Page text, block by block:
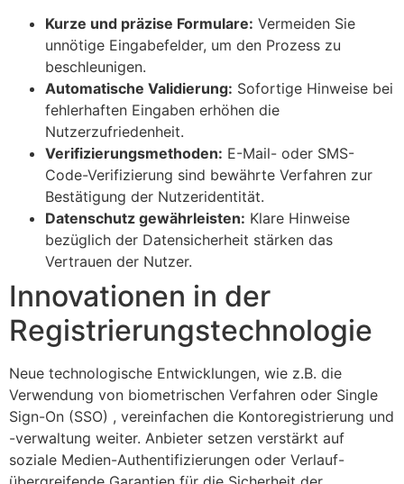
Kurze und präzise Formulare: Vermeiden Sie
unnötige Eingabefelder, um den Prozess zu
beschleunigen.
Automatische Validierung: Sofortige Hinweise bei
fehlerhaften Eingaben erhöhen die
Nutzerzufriedenheit.
Verifizierungsmethoden: E-Mail- oder SMS-
Code-Verifizierung sind bewährte Verfahren zur
Bestätigung der Nutzeridentität.
Datenschutz gewährleisten: Klare Hinweise
bezüglich der Datensicherheit stärken das
Vertrauen der Nutzer.
Innovationen in der
Registrierungstechnologie
Neue technologische Entwicklungen, wie z.B. die
Verwendung von biometrischen Verfahren oder Single
Sign-On (SSO) , vereinfachen die Kontoregistrierung und
-verwaltung weiter. Anbieter setzen verstärkt auf
soziale Medien-Authentifizierungen oder Verlauf-